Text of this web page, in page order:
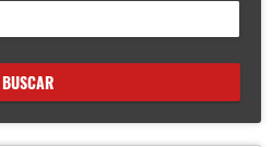
BUSCAR